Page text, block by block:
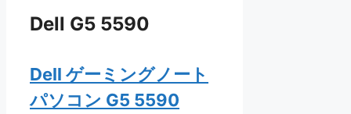
Dell G5 5590
Dell ゲーミングノート
パソコン G5 5590